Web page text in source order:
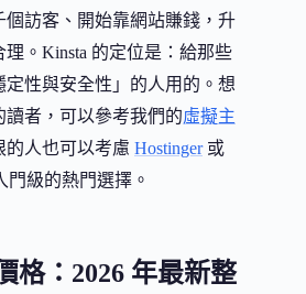
訪客、開始靠網站賺錢，升
。Kinsta 的定位是：給那些
定性與安全性」的人用的。想
者，可以參考我們的虛擬主
的人也可以考慮 Hostinger或
門級的熱門選擇。
格：2026 年最新整